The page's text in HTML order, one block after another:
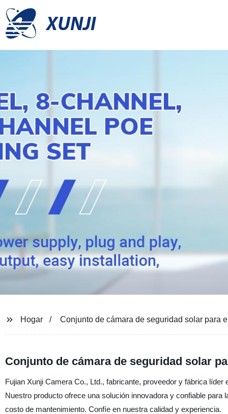
XUNJI
Hogar Conjunto de cámara de seguridad solar para
Conjunto de cámara de seguridad solar
Fujian Xunji Camera Co., Ltd., fabricante, proveedor y fábrica
Nuestro producto ofrece una solución innovadora y confiable
costo de mantenimiento. Confíe en nuestra calidad y experiencia.